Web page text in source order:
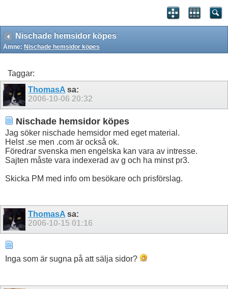
Nischade hemsidor köpes
Ämne: Nischade hemsidor köpes
Taggar:
ThomasA sa:
2006-10-06 20:32
Nischade hemsidor köpes
Jag söker nischade hemsidor med eget material.
Helst .se men .com är också ok.
Föredrar svenska men engelska kan vara av intresse.
Sajten måste vara indexerad av g och ha minst pr3.
Skicka PM med info om besökare och prisförslag.
ThomasA sa:
2006-10-15 01:16
Inga som är sugna på att sälja sidor?